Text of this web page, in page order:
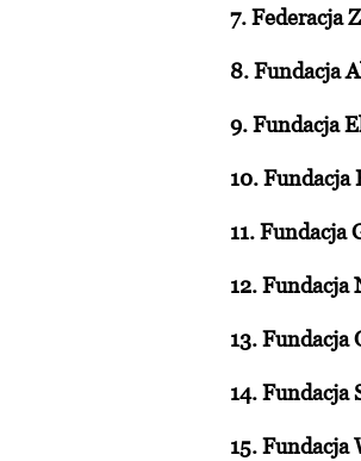
7. Federacja
8. Fundacja
9. Fundacja
10. Fundacja
11. Fundacja
12. Fundacja
13. Fundacja
14. Fundacja
15. Fundacja